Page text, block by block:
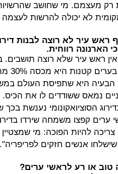
רק מעצמם. מי שחושב
לא יכולה להרשות
עיר לא רוצה לבנות
הארנונה רווחית.
ראש עיר שלא רוצה תושבים.
קטן
ובערים גדולות 60%. הבעיה היא שתפיסת
נמאס ששודדים לו את הכיס.
הסוציואקונומי נענשת
ערים קפצו משמחה שירדו
צריכה להיות הפוכה: מי
שישלחו אנשים חזקים לפריפריה".
טוב או רע לראשי ערים?